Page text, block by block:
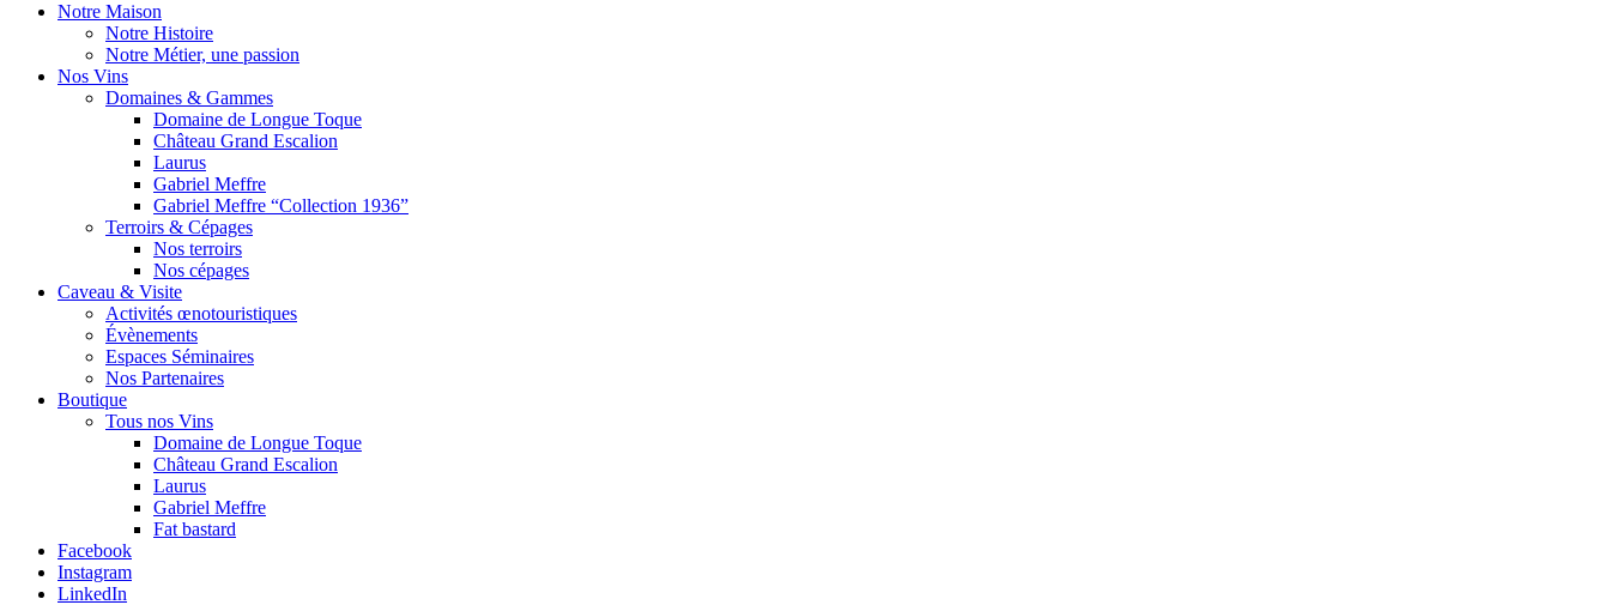
Notre Maison
Notre Histoire
Notre Métier, une passion
Nos Vins
Domaines & Gammes
Domaine de Longue Toque
Château Grand Escalion
Laurus
Gabriel Meffre
Gabriel Meffre “Collection 1936”
Terroirs & Cépages
Nos terroirs
Nos cépages
Caveau & Visite
Activités œnotouristiques
Évènements
Espaces Séminaires
Nos Partenaires
Boutique
Tous nos Vins
Domaine de Longue Toque
Château Grand Escalion
Laurus
Gabriel Meffre
Fat bastard
Facebook
Instagram
LinkedIn